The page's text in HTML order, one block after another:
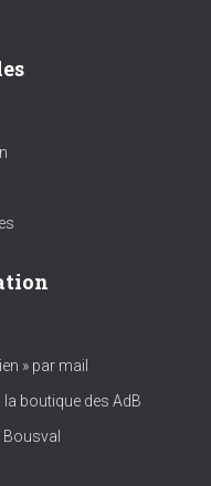
» par mail
boutique des AdB